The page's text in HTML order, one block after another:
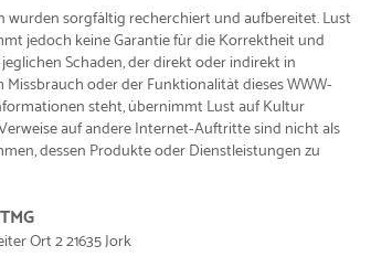
sorgfältig recherchiert und aufbereitet. Lust
jedoch keine Garantie für die Korrektheit und
Schaden, der direkt oder indirekt in
oder der Funktionalität dieses WWW-
steht, übernimmt Lust auf Kultur
auf andere Internet-Auftritte sind nicht als
dessen Produkte oder Dienstleistungen zu
Ort 2 21635 Jork